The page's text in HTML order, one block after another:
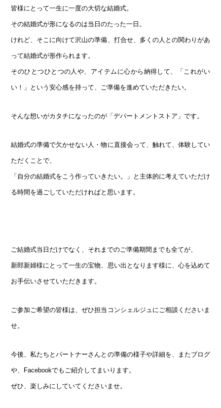
皆様にとって一生に一度の大切な結婚式。
その結婚式が形になるのは当日のたった一日。
けれど、そこに向けて沢山の準備、打合せ、多くの人との関わりがあ
って結婚式が形作られます。
そのひとつひとつの人や、アイテムに心から納得して、「これがい
い！」という安心感を持って、ご準備を進めていただきたい。
そんな想いがカタチになったのが「デパートメントストア」です。
結婚式の準備で欠かせない人・物に直接会って、触れて、体験してい
ただくことで、
「自分の結婚式をこう作っていきたい。」と主体的に考えていただけ
る時間を過ごしていただければと思います。
ご結婚式当日だけでなく、それまでのご準備期間までも全てが、
新郎新婦様にとって一生の宝物、思い出となります様に、心を込めて
お手伝いさせていただきます。
ご参加ご希望の皆様は、ぜひ担当コンシェルジュにご相談くださいま
せ。
今後、私たちとパートナーさんとの準備の様子や詳細を、またブログ
や、Facebookでもご紹介してまいります。
ぜひ、楽しみにしていてくださいませ。